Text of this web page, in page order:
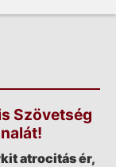
Szövetség
atrocitás ér,